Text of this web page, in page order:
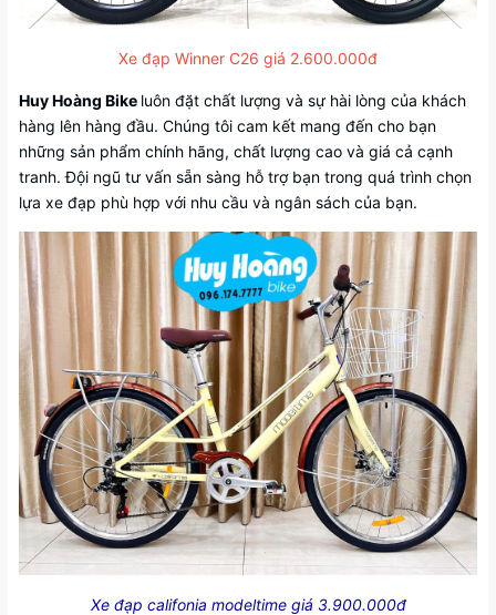
Xe đạp Winner C26 giá 2.600.000đ
Huy Hoàng Bike luôn đặt chất lượng và sự hài lòng của khách
hàng lên hàng đầu. Chúng tôi cam kết mang đến cho bạn
những sản phẩm chính hãng, chất lượng cao và giá cả cạnh
tranh. Đội ngũ tư vấn sẵn sàng hỗ trợ bạn trong quá trình chọn
lựa xe đạp phù hợp với nhu cầu và ngân sách của bạn.
Xe đạp califonia modeltime giá 3.900.000đ